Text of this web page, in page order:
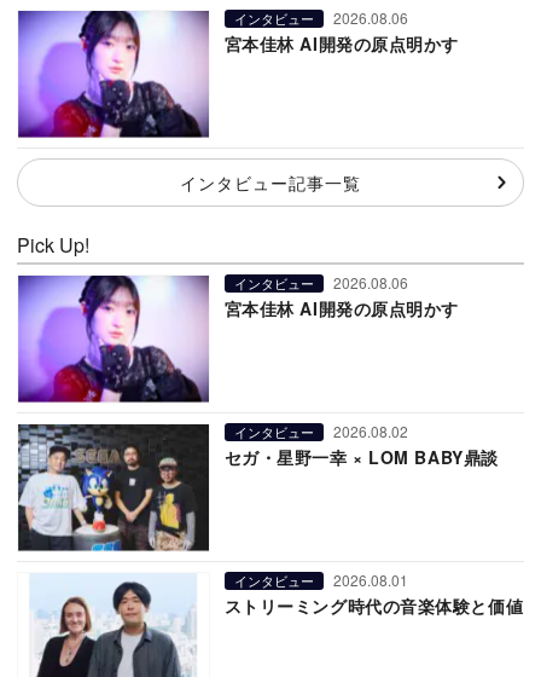
インタビュー 2026.08.06
宮本佳林 AI開発の原点明かす
インタビュー記事一覧
Pick Up!
インタビュー 2026.08.06
宮本佳林 AI開発の原点明かす
インタビュー 2026.08.02
セガ・星野一幸 × LOM BABY鼎談
インタビュー 2026.08.01
ストリーミング時代の音楽体験と価値